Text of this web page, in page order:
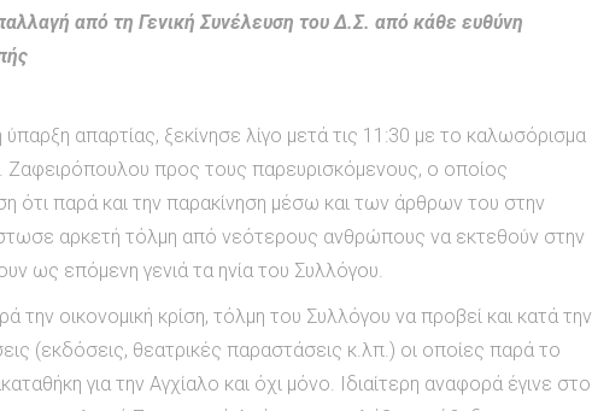
από τη Γενική Συνέλευση του Δ.Σ. από κάθε ευθύνη
απαρτίας, ξεκίνησε λίγο μετά τις 11:30 με το καλωσόρισμα
προς τους παρευρισκόμενους, ο οποίος
ότι παρά και την παρακίνηση μέσω και των άρθρων του στην
αρκετή τόλμη από νεότερους ανθρώπους να εκτεθούν στην
ως επόμενη γενιά τα ηνία του Συλλόγου.
την οικονομική κρίση, τόλμη του Συλλόγου να προβεί και κατά την
(εκδόσεις, θεατρικές παραστάσεις κ.λπ.) οι οποίες παρά το
για την Αγχίαλο και όχι μόνο. Ιδιαίτερη αναφορά έγινε στο